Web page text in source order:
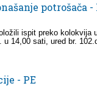
potrošača -
ispit preko kolokvija
u 14,00 sati, ured br.
- PE